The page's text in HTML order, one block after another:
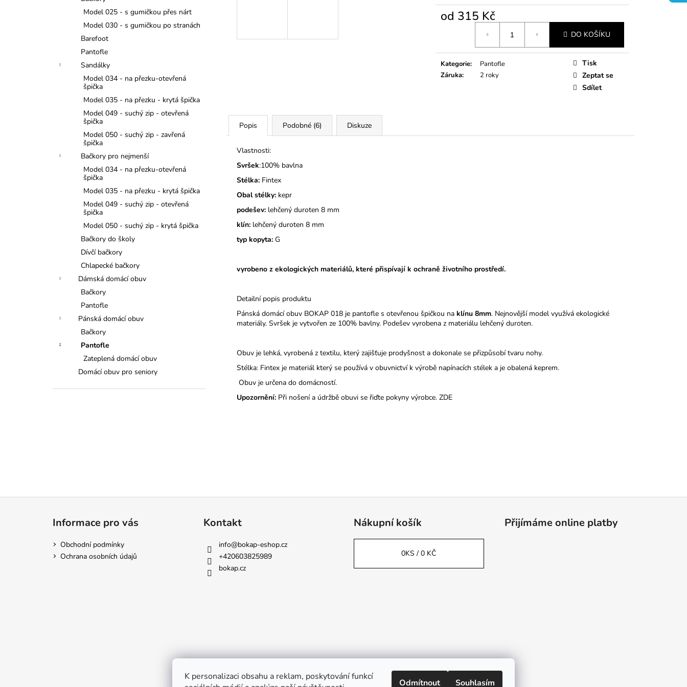
K personalizaci obsahu a reklam, poskytování funkcí
Odmítnout Souhlasím
Model 025 - s gumičkou přes nárt
Model 030 - s gumičkou po stranách
Barefoot
Pantofle
Sandálky
Model 034 - na přezku-otevřená
špička
Model 035 - na přezku - krytá špička
Model 049 - suchý zip - otevřená
špička
Model 050 - suchý zip - zavřená
špička
Bačkory pro nejmenší
Model 034 - na přezku-otevřená
špička
Model 035 - na přezku - krytá špička
Model 049 - suchý zip - otevřená
špička
Model 050 - suchý zip - krytá špička
Bačkory do školy
Dívčí bačkory
Chlapecké bačkory
Dámská domácí obuv
Bačkory
Pantofle
Pánská domácí obuv
Bačkory
Pantofle
Zateplená domácí obuv
Domácí obuv pro seniory
od 315 Kč
DO KOŠÍKU
Kategorie:
Pantofle
Záruka: 2 roky
Tisk
Zeptat se
Sdílet
Popis Podobné (6) Diskuze
Vlastnosti:
Svršek:100% bavlna
Stélka: Fintex
Obal stélky: kepr
podešev: lehčený duroten 8 mm
klín: lehčený duroten 8 mm
typ kopyta: G
vyrobeno z ekologických materiálů, které přispívají k ochraně životního prostředí.
Detailní popis produktu
Pánská domácí obuv BOKAP 018 je pantofle s otevřenou špičkou na klínu 8mm. Nejnovější model využívá ekologické
materiály. Svršek je vytvořen ze 100% bavlny. Podešev vyrobena z materiálu lehčený duroten.
Obuv je lehká, vyrobená z textilu, který zajišťuje prodyšnost a dokonale se přizpůsobí tvaru nohy.
Stélka: Fintex je materiál který se používá v obuvnictví k výrobě napínacích stélek a je obalená keprem.
Obuv je určena do domácností.
Upozornění: Při nošení a údržbě obuvi se řiďte pokyny výrobce. ZDE
Informace pro vás
Obchodní podmínky
Ochrana osobních údajů
Kontakt
info@bokap-eshop.cz
+420603825989
bokap.cz
Nákupní košík
0KS /0 KČ
Přijímáme online platby
Napsali o nás